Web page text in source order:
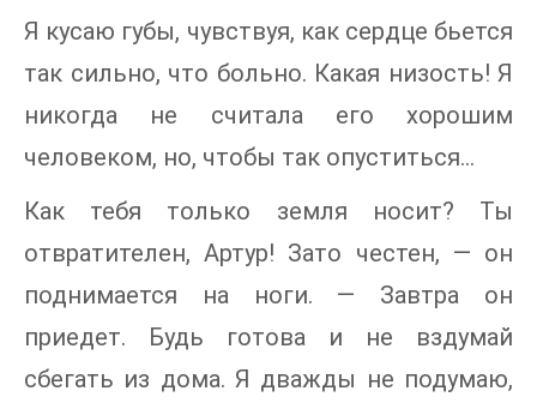
Я кусаю губы, чувствуя, как сердце бьется
так сильно, что больно. Какая низость! Я
никогда не считала его хорошим
человеком, но, чтобы так опуститься...
Как тебя только земля носит? Ты
отвратителен, Артур! Зато честен, — он
поднимается на ноги. — Завтра он
приедет. Будь готова и не вздумай
сбегать из дома. Я дважды не подумаю,